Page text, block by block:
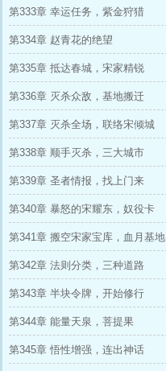
第333章 幸运任务，紫金狩猎
第334章 赵青花的绝望
第335章 抵达春城，宋家精锐
第336章 灭杀众敌，基地搬迁
第337章 灭杀全场，联络宋倾城
第338章 顺手灭杀，三大城市
第339章 圣者情报，找上门来
第340章 暴怒的宋耀东，奴役卡
第341章 搬空宋家宝库，血月基地
第342章 法则分类，三种道路
第343章 半块令牌，开始修行
第344章 能量天泉，菩提果
第345章 悟性增强，连出神话